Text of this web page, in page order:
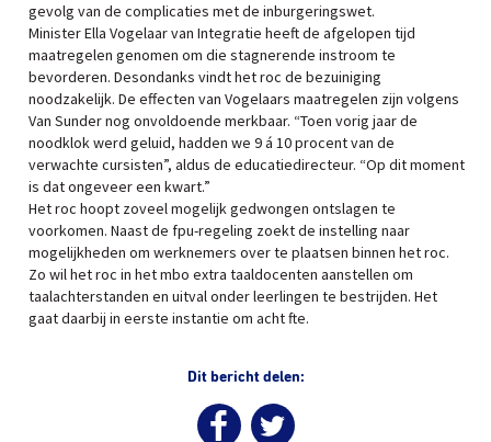
gevolg van de complicaties met de inburgeringswet.
Minister Ella Vogelaar van Integratie heeft de afgelopen tijd
maatregelen genomen om die stagnerende instroom te
bevorderen. Desondanks vindt het roc de bezuiniging
noodzakelijk. De effecten van Vogelaars maatregelen zijn volgens
Van Sunder nog onvoldoende merkbaar. “Toen vorig jaar de
noodklok werd geluid, hadden we 9 á 10 procent van de
verwachte cursisten”, aldus de educatiedirecteur. “Op dit moment
is dat ongeveer een kwart.”
Het roc hoopt zoveel mogelijk gedwongen ontslagen te
voorkomen. Naast de fpu-regeling zoekt de instelling naar
mogelijkheden om werknemers over te plaatsen binnen het roc.
Zo wil het roc in het mbo extra taaldocenten aanstellen om
taalachterstanden en uitval onder leerlingen te bestrijden. Het
gaat daarbij in eerste instantie om acht fte.
Dit bericht delen: